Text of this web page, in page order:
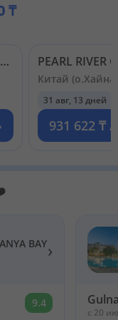
₸
SANYA MARRIOTT YALONG BAY RESORT & SPA 5* PEARL RIVER
Китай
31 авг, 13 дней
931 622 ₸
BAY›
9.4
c 20